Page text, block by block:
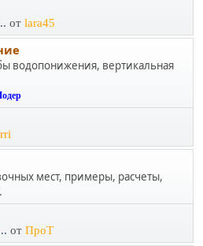
от lara45
водопонижения, вертикальная
мест, примеры, расчеты,
от ПроТ